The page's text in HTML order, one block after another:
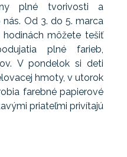
plné tvorivosti a
Od 3. do 5. marca
môžete tešiť
plné farieb,
V pondelok si deti
hmoty, v utorok
farebné papierové
priateľmi privítajú